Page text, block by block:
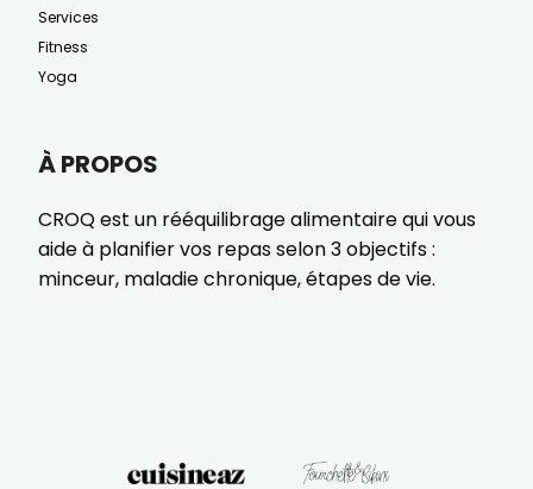
À PROPOS
CROQ est un rééquilibrage alimentaire qui vous
aide à planifier vos repas selon 3 objectifs :
minceur, maladie chronique, étapes de vie.
Services
Fitness
Yoga